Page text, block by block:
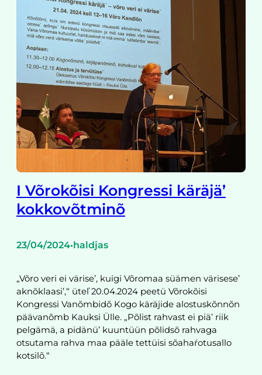
I Võrokõisi Kongressi käräjä’
kokkovõtminõ
23/04/2024•haldjas
„Võro veri ei värise’, kuigi Võromaa süämen värisese’
aknõklaasi’,“ üteľ 20.04.2024 peetü Võrokõisi
Kongressi Vanõmbidõ Kogo käräjide alostuskõnnõn
päävanõmb Kauksi Ülle. „Põlist rahvast ei piä’ riik
pelgämä, a pidänü’ kuuntüün põlidsõ rahvaga
otsutama rahva maa pääle tettüisi sõahaŕotusallo
kotsilõ.“